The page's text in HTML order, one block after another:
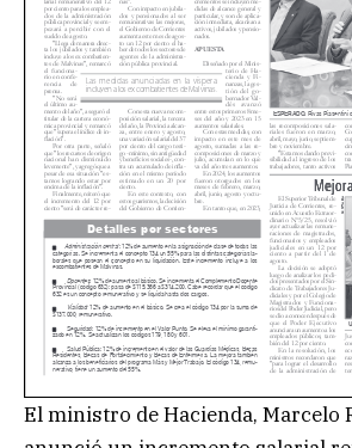
El ministro de Hacienda, Marcelo